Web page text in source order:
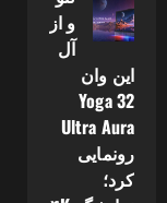
و از
آل
این وان
Yoga 32
Ultra Aura
رونمایی
کرد؛